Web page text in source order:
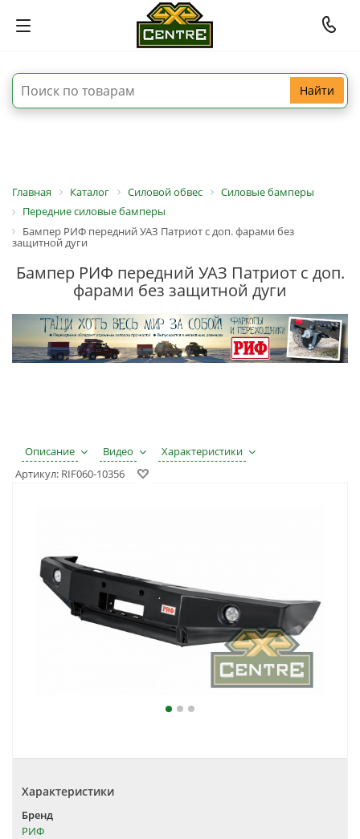
Найти
Главная Каталог Силовой обвес
Силовые бамперы
Передние силовые бамперы
Бампер РИФ передний УАЗ Патриот с доп. фарами без
защитной дуги
Бампер РИФ передний УАЗ Патриот с доп.
фарами без защитной дуги
Описание Видео
Характеристики
Артикул: RIF060-10356
Характеристики
Бренд
РИФ